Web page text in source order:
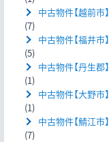
中古物件【越前市】
(7)
中古物件【福井市】
(5)
中古物件【丹生郡】
(1)
中古物件【大野市】
(1)
中古物件【鯖江市】
(7)